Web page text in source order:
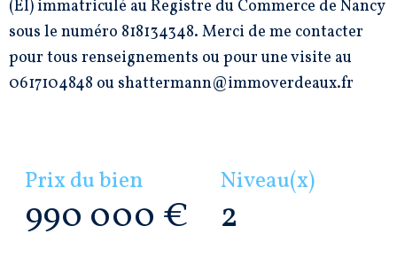
(EI) immatriculé au Registre du Commerce de Nancy
sous le numéro 818134348. Merci de me contacter
pour tous renseignements ou pour une visite au
0617104848 ou shattermann@immoverdeaux.fr
Prix du bien
990 000 €
Niveau(x)
2